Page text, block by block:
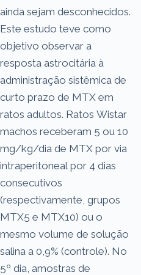
ainda sejam desconhecidos.
Este estudo teve como
objetivo observar a
resposta astrocitária à
administração sistêmica de
curto prazo de MTX em
ratos adultos. Ratos Wistar
machos receberam 5 ou 10
mg/kg/dia de MTX por via
intraperitoneal por 4 dias
consecutivos
(respectivamente, grupos
MTX5 e MTX10) ou o
mesmo volume de solução
salina a 0,9% (controle). No
5º dia, amostras de